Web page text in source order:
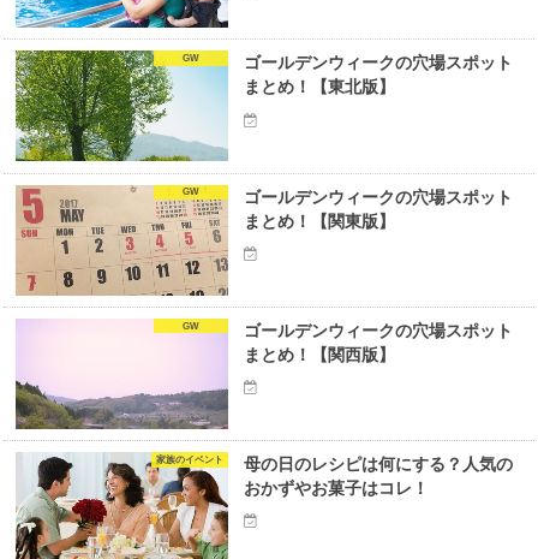
GW
ゴールデンウィークの穴場スポット
まとめ！【東北版】
GW
ゴールデンウィークの穴場スポット
まとめ！【関東版】
GW
ゴールデンウィークの穴場スポット
まとめ！【関西版】
家族のイベント
母の日のレシピは何にする？人気の
おかずやお菓子はコレ！